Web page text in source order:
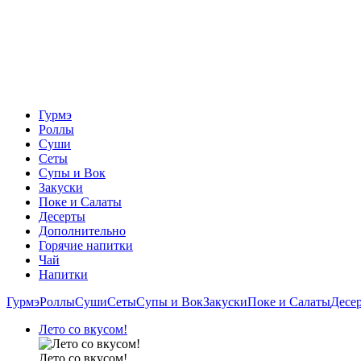
Гурмэ
Роллы
Суши
Сеты
Супы и Вок
Закуски
Поке и Салаты
Десерты
Дополнительно
Горячие напитки
Чай
Напитки
ГурмэРоллыСушиСетыСупы и ВокЗакускиПоке и Салаты
Лето со вкусом!
Лето со вкусом!